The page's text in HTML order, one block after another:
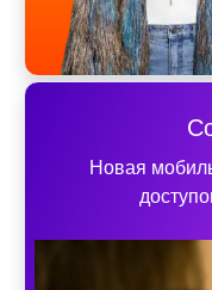
Новая